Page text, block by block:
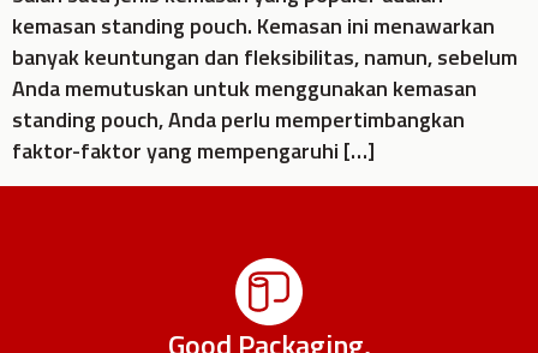
kemasan standing pouch. Kemasan ini menawarkan
banyak keuntungan dan fleksibilitas, namun, sebelum
Anda memutuskan untuk menggunakan kemasan
standing pouch, Anda perlu mempertimbangkan
faktor-faktor yang mempengaruhi […]
Good Packaging,